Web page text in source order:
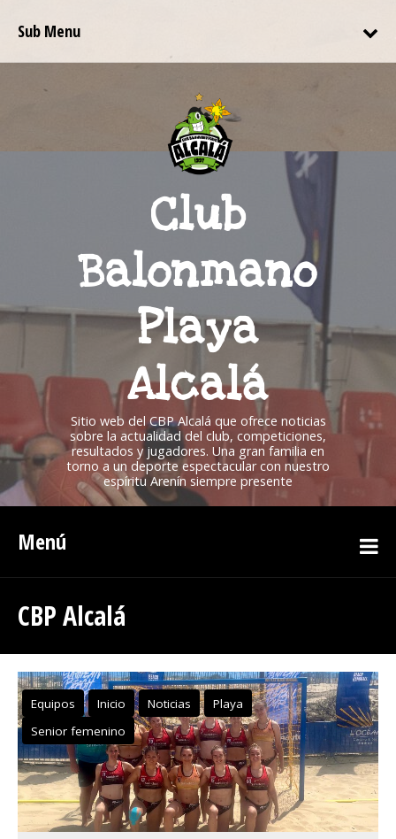
Sub Menu
Club
Balonmano
Playa
Alcalá
Sitio web del CBP Alcalá que ofrece noticias
sobre la actualidad del club, competiciones,
resultados y jugadores. Una gran familia en
torno a un deporte espectacular con nuestro
espíritu Arenín siempre presente
Menú
CBP Alcalá
Equipos Inicio Noticias
Playa
Senior femenino